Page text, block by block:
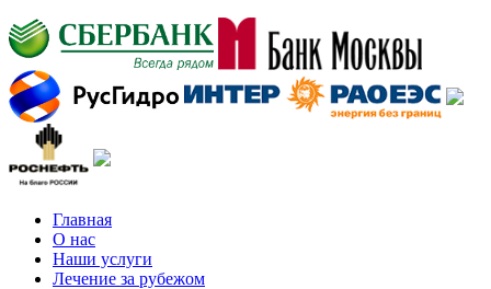
Главная
О нас
Наши услуги
Лечение за рубежом